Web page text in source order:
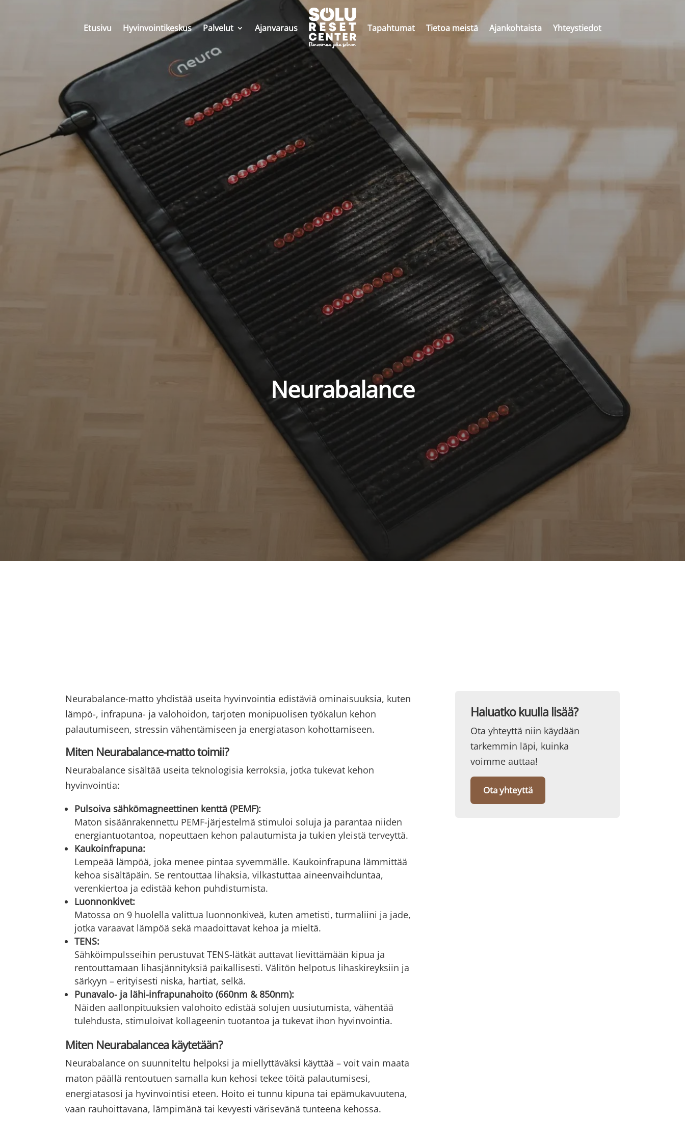
Etusivu Hyvinvointikeskus Palvelut Ajanvaraus Tapahtumat Tietoa meistä Ajankohtaista Yhteystiedot
Neurabalance
Neurabalance-matto yhdistää useita hyvinvointia edistäviä ominaisuuksia, kuten
lämpö-, infrapuna- ja valohoidon, tarjoten monipuolisen työkalun kehon
palautumiseen, stressin vähentämiseen ja energiatason kohottamiseen.
Miten Neurabalance-matto toimii?
Neurabalance sisältää useita teknologisia kerroksia, jotka tukevat kehon
hyvinvointia:
Pulsoiva sähkömagneettinen kenttä (PEMF):
Maton sisäänrakennettu PEMF-järjestelmä stimuloi soluja ja parantaa niiden
energiantuotantoa, nopeuttaen kehon palautumista ja tukien yleistä terveyttä.
Kaukoinfrapuna:
Lempeää lämpöä, joka menee pintaa syvemmälle. Kaukoinfrapuna lämmittää
kehoa sisältäpäin. Se rentouttaa lihaksia, vilkastuttaa aineenvaihduntaa,
verenkiertoa ja edistää kehon puhdistumista.
Luonnonkivet:
Matossa on 9 huolella valittua luonnonkiveä, kuten ametisti, turmaliini ja jade,
jotka varaavat lämpöä sekä maadoittavat kehoa ja mieltä.
TENS:
Sähköimpulsseihin perustuvat TENS-lätkät auttavat lievittämään kipua ja
rentouttamaan lihasjännityksiä paikallisesti. Välitön helpotus lihaskireyksiin ja
särkyyn – erityisesti niska, hartiat, selkä.
Punavalo- ja lähi-infrapunahoito (660nm & 850nm):
Näiden aallonpituuksien valohoito edistää solujen uusiutumista, vähentää
tulehdusta, stimuloivat kollageenin tuotantoa ja tukevat ihon hyvinvointia.
Miten Neurabalancea käytetään?
Neurabalance on suunniteltu helpoksi ja miellyttäväksi käyttää – voit vain maata
maton päällä rentoutuen samalla kun kehosi tekee töitä palautumisesi,
energiatasosi ja hyvinvointisi eteen. Hoito ei tunnu kipuna tai epämukavuutena,
vaan rauhoittavana, lämpimänä tai kevyesti värisevänä tunteena kehossa.
Haluatko kuulla lisää?
Ota yhteyttä niin käydään
tarkemmin läpi, kuinka
voimme auttaa!
Ota yhteyttä